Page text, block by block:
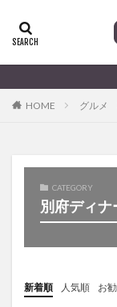
HOME グルメ
CATEGORY
別府ディナ
新着順 人気順
お
hishin
OPA
あじさい
くじゅう連山